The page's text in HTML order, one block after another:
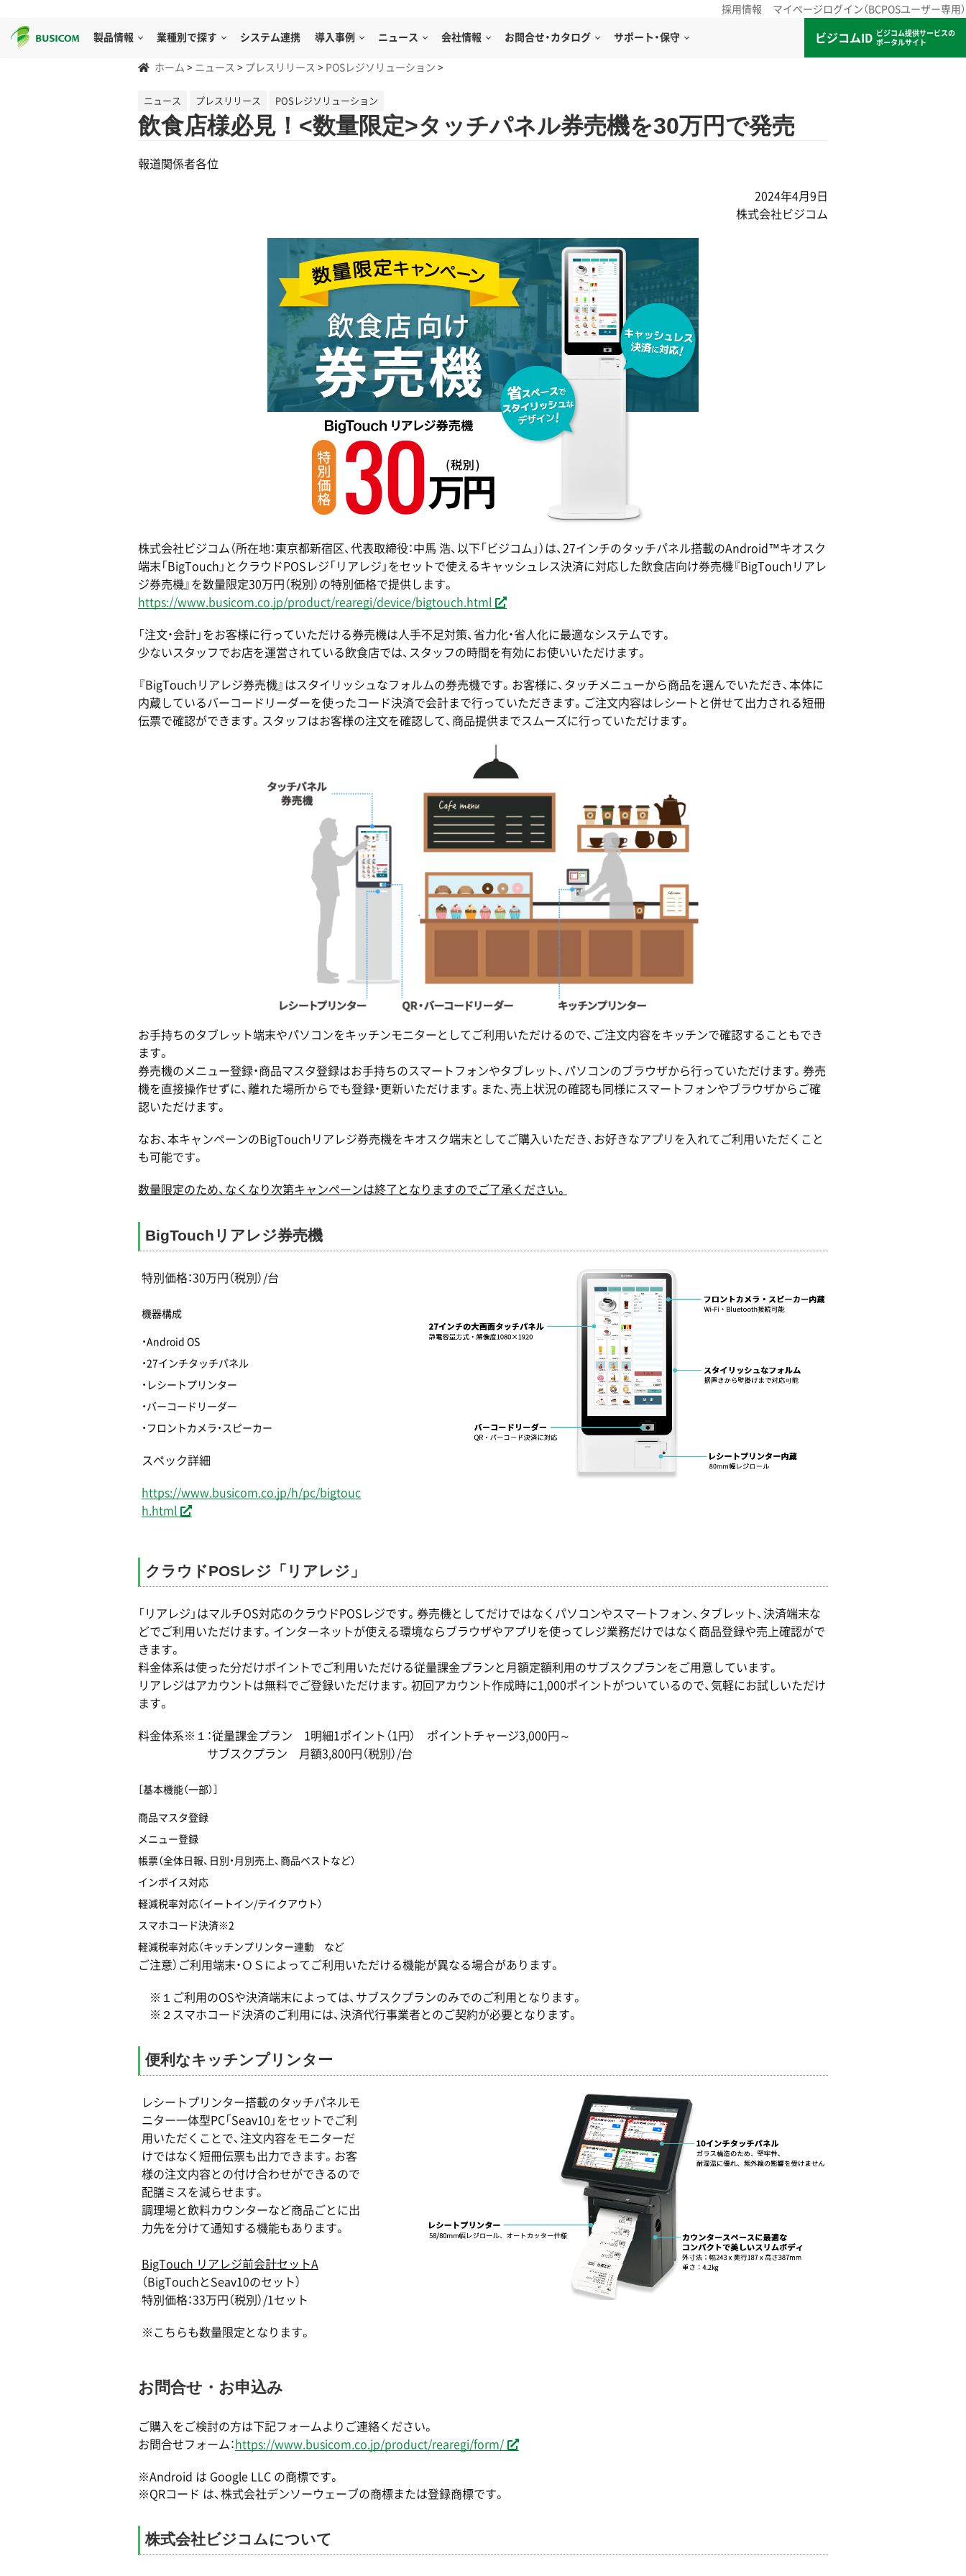
採用情報 マイページログイン（BCPOSユーザー専用）
製品情報 業種別で探す システム連携 導入事例 ニュース 会社情報 お問合せ・カタログ サポート・保守 ビジコムID
ビジコム提供サービスの
ポータルサイト
ホーム > ニュース > プレスリリース > POSレジソリューション >
ニュース プレスリリース POSレジソリューション
飲食店様必見！<数量限定>タッチパネル券売機を30万円で発売
報道関係者各位
2024年4月9日
株式会社ビジコム
株式会社ビジコム（所在地：東京都新宿区、代表取締役：中馬 浩、以下「ビジコム」）は、27インチのタッチパネル搭載のAndroid™キオスク
端末「BigTouch」とクラウドPOSレジ「リアレジ」をセットで使えるキャッシュレス決済に対応した飲食店向け券売機『BigTouchリアレ
ジ券売機』を数量限定30万円（税別）の特別価格で提供します。
https://www.busicom.co.jp/product/rearegi/device/bigtouch.html
「注文・会計」をお客様に行っていただける券売機は人手不足対策、省力化・省人化に最適なシステムです。
少ないスタッフでお店を運営されている飲食店では、スタッフの時間を有効にお使いいただけます。
『BigTouchリアレジ券売機』はスタイリッシュなフォルムの券売機です。お客様に、タッチメニューから商品を選んでいただき、本体に
内蔵しているバーコードリーダーを使ったコード決済で会計まで行っていただきます。ご注文内容はレシートと併せて出力される短冊
伝票で確認ができます。スタッフはお客様の注文を確認して、商品提供までスムーズに行っていただけます。
お手持ちのタブレット端末やパソコンをキッチンモニターとしてご利用いただけるので、ご注文内容をキッチンで確認することもでき
ます。
券売機のメニュー登録・商品マスタ登録はお手持ちのスマートフォンやタブレット、パソコンのブラウザから行っていただけます。券売
機を直接操作せずに、離れた場所からでも登録・更新いただけます。また、売上状況の確認も同様にスマートフォンやブラウザからご確
認いただけます。
なお、本キャンペーンのBigTouchリアレジ券売機をキオスク端末としてご購入いただき、お好きなアプリを入れてご利用いただくこと
も可能です。
数量限定のため、なくなり次第キャンペーンは終了となりますのでご了承ください。
BigTouchリアレジ券売機
特別価格：30万円（税別）/台
機器構成
・Android OS
・27インチタッチパネル
・レシートプリンター
・バーコードリーダー
・フロントカメラ・スピーカー
スペック詳細
https://www.busicom.co.jp/h/pc/bigtouc
h.html
クラウドPOSレジ「リアレジ」
「リアレジ」はマルチOS対応のクラウドPOSレジです。券売機としてだけではなくパソコンやスマートフォン、タブレット、決済端末な
どでご利用いただけます。インターネットが使える環境ならブラウザやアプリを使ってレジ業務だけではなく商品登録や売上確認がで
きます。
料金体系は使った分だけポイントでご利用いただける従量課金プランと月額定額利用のサブスクプランをご用意しています。
リアレジはアカウントは無料でご登録いただけます。初回アカウント作成時に1,000ポイントがついているので、気軽にお試しいただけ
ます。
料金体系※１：従量課金プラン 1明細1ポイント（1円） ポイントチャージ3,000円～
サブスクプラン 月額3,800円（税別）/台
［基本機能（一部）］
商品マスタ登録
メニュー登録
帳票（全体日報、日別・月別売上、商品ベストなど）
インボイス対応
軽減税率対応（イートイン/テイクアウト）
スマホコード決済※2
軽減税率対応（キッチンプリンター連動 など
ご注意）ご利用端末・ＯＳによってご利用いただける機能が異なる場合があります。
※１ご利用のOSや決済端末によっては、サブスクプランのみでのご利用となります。
※２スマホコード決済のご利用には、決済代行事業者とのご契約が必要となります。
便利なキッチンプリンター
レシートプリンター搭載のタッチパネルモ
ニター一体型PC「Seav10」をセットでご利
用いただくことで、注文内容をモニターだ
けではなく短冊伝票も出力できます。お客
様の注文内容との付け合わせができるので
配膳ミスを減らせます。
調理場と飲料カウンターなど商品ごとに出
力先を分けて通知する機能もあります。
BigTouch リアレジ前会計セットA
（BigTouchとSeav10のセット）
特別価格：33万円（税別）/1セット
※こちらも数量限定となります。
お問合せ・お申込み
ご購入をご検討の方は下記フォームよりご連絡ください。
お問合せフォーム： https://www.busicom.co.jp/product/rearegi/form/
※Android は Google LLC の商標です。
※QRコード は、株式会社デンソーウェーブの商標または登録商標です。
株式会社ビジコムについて